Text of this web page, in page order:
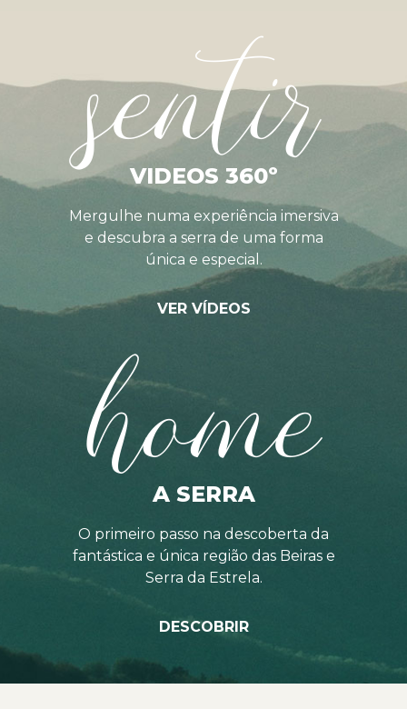
sentir
VIDEOS 360º
Mergulhe numa experiência imersiva
e descubra a serra de uma forma
única e especial.
VER VÍDEOS
home
A SERRA
O primeiro passo na descoberta da
fantástica e única região das Beiras e
Serra da Estrela.
DESCOBRIR